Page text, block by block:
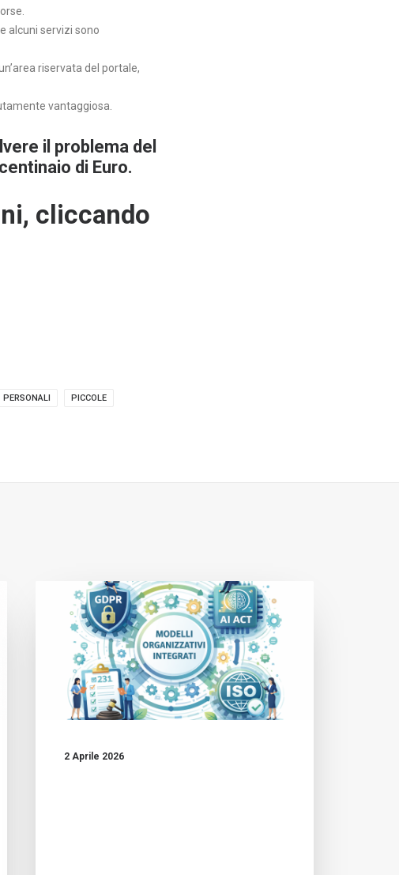
alcuni servizi sono
riservata del portale,
vantaggiosa.
il problema del
di Euro.
cliccando
PERSONALI PICCOLE
2 Aprile 2026